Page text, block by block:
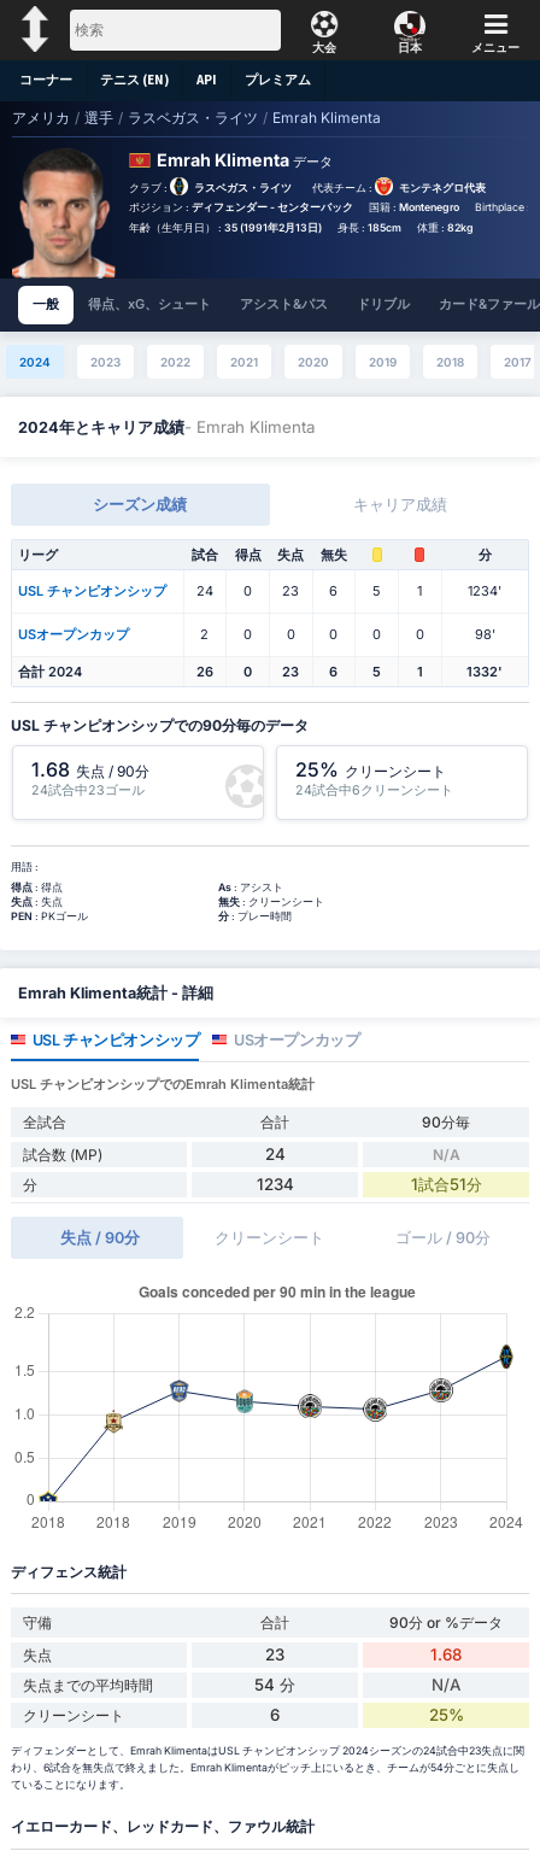
大会 日本 メニュー
コーナー テニス (EN) API プレミアム
アメリカ / 選手 / ラスベガス・ライツ / Emrah Klimenta
Emrah Klimenta データ
クラブ : ラスベガス・ライツ 代表チーム :
モンテネグロ代表
ポジション : ディフェンダー - センターバック 国籍 : Montenegro Birthplace :
年齢（生年月日） : 35 (1991年2月13日) 身長 : 185cm 体重 : 82kg
一般 得点、xG、シュート アシスト&パス ドリブル カード&ファール
2024 2023 2022 2021 2020 2019 2018 2017
2024年とキャリア成績- Emrah Klimenta
シーズン成績 キャリア成績
リーグ 試合 得点 失点 無失 分
USL チャンピオンシップ 24 0 23 6 5 1 1234'
USオープンカップ 2 0 0 0 0 0 98'
合計 2024 26 0 23 6 5 1 1332'
USL チャンピオンシップでの90分毎のデータ
1.68 失点 / 90分
24試合中23ゴール
25% クリーンシート
24試合中6クリーンシート
用語 :
得点: 得点 As: アシスト
失点: 失点 無失: クリーンシート
PEN : PKゴール 分: プレー時間
Emrah Klimenta統計 - 詳細
USL チャンピオンシップ USオープンカップ
USL チャンピオンシップでのEmrah Klimenta統計
全試合 合計
90分毎
試合数 (MP)
24
N/A
分
1234 1試合51分
失点 / 90分 クリーンシート ゴール / 90分
ディフェンス統計
守備 合計
90分 or %データ
失点
23 1.68
失点までの平均時間 54 分 N/A
クリーンシート 6 25%
ディフェンダーとして、Emrah KlimentaはUSL チャンピオンシップ 2024シーズンの24試合中23失点に関
わり、6試合を無失点で終えました。Emrah Klimentaがピッチ上にいるとき、チームが54分ごとに失点し
ていることになります。
イエローカード、レッドカード、ファウル統計